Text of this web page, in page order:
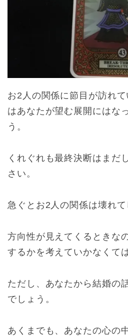
お2人の関係に節目が訪れ
はあなたが望む展開にはな
う。
くれぐれも最終決断はまだ
さい。
急ぐとお2人の関係は壊れて
方向性が見えてくるときな
するかを考えていかなくて
ただし、あなたから結婚の
でしょう。
あくまでも、あなたの心の